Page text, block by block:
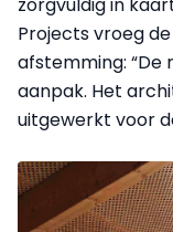
zorgvuldig in
Projects vroeg
afstemming:
aanpak. Het
uitgewerkt voor